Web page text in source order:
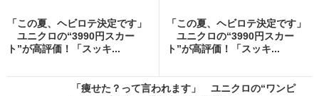
「この夏、ヘビロテ決定です」
ユニクロの“3990円スカー
ト”が高評価！「スッキ...
「この夏、ヘビロテ決定です」
ユニクロの“3990円スカー
ト”が高評価！「スッキ...
「痩せた？って言われます」 ユニクロの“ワンピ